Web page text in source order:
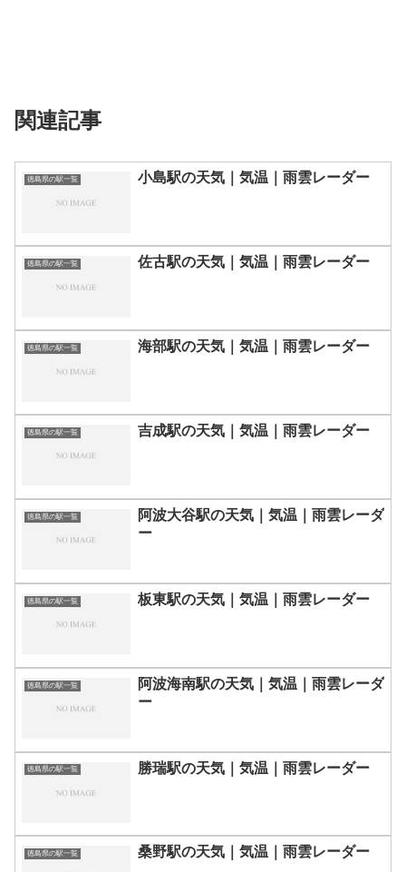
関連記事
徳島県の駅一覧 小島駅の天気｜気温｜雨雲レーダー
徳島県の駅一覧 佐古駅の天気｜気温｜雨雲レーダー
徳島県の駅一覧 海部駅の天気｜気温｜雨雲レーダー
徳島県の駅一覧 吉成駅の天気｜気温｜雨雲レーダー
徳島県の駅一覧
阿波大谷駅の天気｜気温｜雨雲レーダ
ー
徳島県の駅一覧 板東駅の天気｜気温｜雨雲レーダー
徳島県の駅一覧
阿波海南駅の天気｜気温｜雨雲レーダ
ー
徳島県の駅一覧 勝瑞駅の天気｜気温｜雨雲レーダー
徳島県の駅一覧 桑野駅の天気｜気温｜雨雲レーダー